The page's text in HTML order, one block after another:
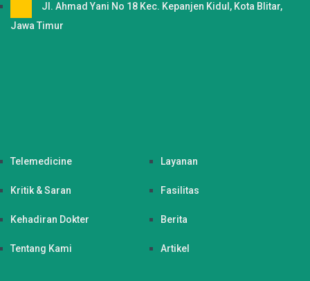
Jl. Ahmad Yani No 18 Kec. Kepanjen Kidul, Kota Blitar,
Jawa Timur
Telemedicine
Kritik & Saran
Kehadiran Dokter
Tentang Kami
Layanan
Fasilitas
Berita
Artikel